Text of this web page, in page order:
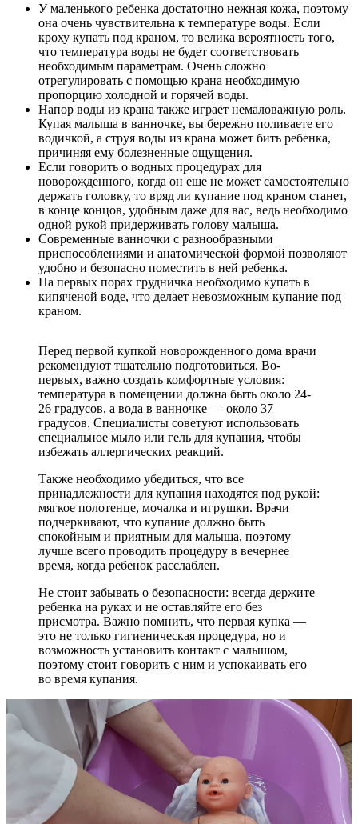
У маленького ребенка достаточно нежная кожа, поэтому
она очень чувствительна к температуре воды. Если
кроху купать под краном, то велика вероятность того,
что температура воды не будет соответствовать
необходимым параметрам. Очень сложно
отрегулировать с помощью крана необходимую
пропорцию холодной и горячей воды.
Напор воды из крана также играет немаловажную роль.
Купая малыша в ванночке, вы бережно поливаете его
водичкой, а струя воды из крана может бить ребенка,
причиняя ему болезненные ощущения.
Если говорить о водных процедурах для
новорожденного, когда он еще не может самостоятельно
держать головку, то вряд ли купание под краном станет,
в конце концов, удобным даже для вас, ведь необходимо
одной рукой придерживать голову малыша.
Современные ванночки с разнообразными
приспособлениями и анатомической формой позволяют
удобно и безопасно поместить в ней ребенка.
На первых порах грудничка необходимо купать в
кипяченой воде, что делает невозможным купание под
краном.
Перед первой купкой новорожденного дома врачи
рекомендуют тщательно подготовиться. Во-
первых, важно создать комфортные условия:
температура в помещении должна быть около 24-
26 градусов, а вода в ванночке — около 37
градусов. Специалисты советуют использовать
специальное мыло или гель для купания, чтобы
избежать аллергических реакций.
Также необходимо убедиться, что все
принадлежности для купания находятся под рукой:
мягкое полотенце, мочалка и игрушки. Врачи
подчеркивают, что купание должно быть
спокойным и приятным для малыша, поэтому
лучше всего проводить процедуру в вечернее
время, когда ребенок расслаблен.
Не стоит забывать о безопасности: всегда держите
ребенка на руках и не оставляйте его без
присмотра. Важно помнить, что первая купка —
это не только гигиеническая процедура, но и
возможность установить контакт с малышом,
поэтому стоит говорить с ним и успокаивать его
во время купания.